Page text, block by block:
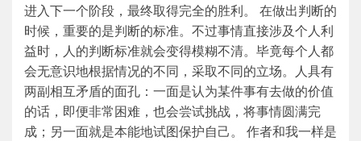
进入下一个阶段，最终取得完全的胜利。 在做出判断的
时候，重要的是判断的标准。不过事情直接涉及个人利
益时，人的判断标准就会变得模糊不清。毕竟每个人都
会无意识地根据情况的不同，采取不同的立场。人具有
两副相互矛盾的面孔：一面是认为某件事有去做的价值
的话，即便非常困难，也会尝试挑战，将事情圆满完
成；另一面就是本能地试图保护自己。 作者和我一样是